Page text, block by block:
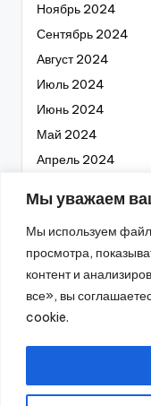
Мы уважаем
Мы используем
просмотра,
контент и
все», вы
cookie.
Ноябрь 2024
Сентябрь 2024
Август 2024
Июль 2024
Июнь 2024
Май 2024
Апрель 2024
Февраль 2024
Январь 2024
Декабрь 2023
Октябрь 2023